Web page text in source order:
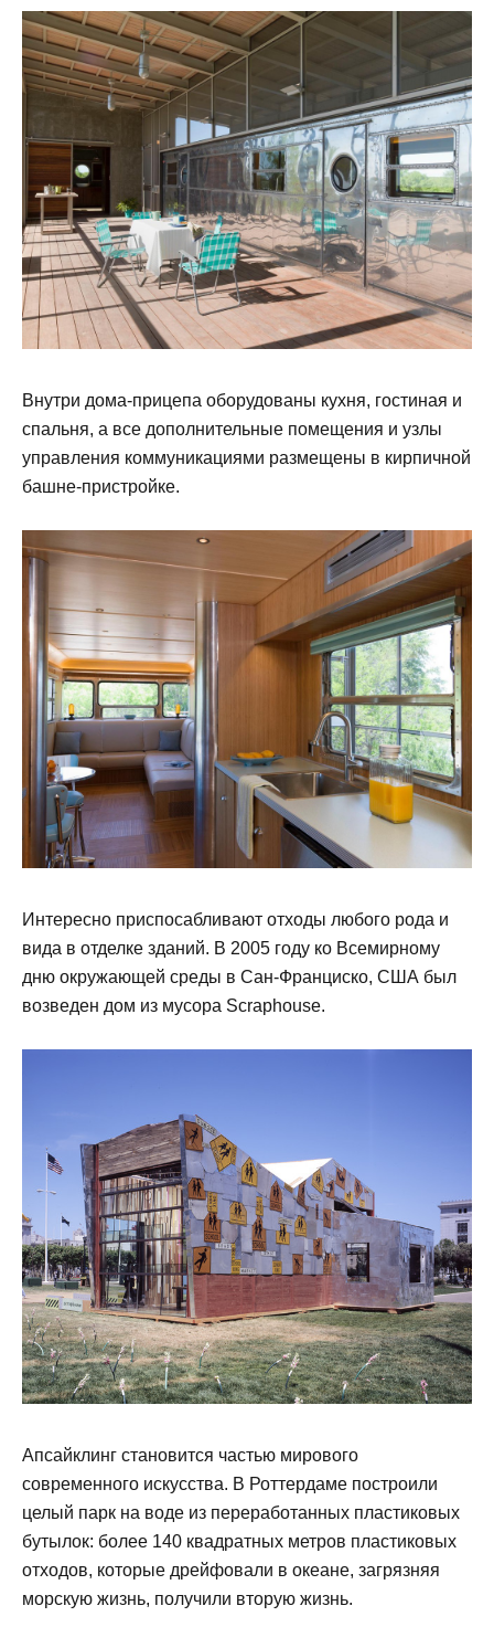
Внутри дома-прицепа оборудованы кухня, гостиная и
спальня, а все дополнительные помещения и узлы
управления коммуникациями размещены в кирпичной
башне-пристройке.
Интересно приспосабливают отходы любого рода и
вида в отделке зданий. В 2005 году ко Всемирному
дню окружающей среды в Сан-Франциско, США был
возведен дом из мусора Scraphouse.
Апсайклинг становится частью мирового
современного искусства. В Роттердаме построили
целый парк на воде из переработанных пластиковых
бутылок: более 140 квадратных метров пластиковых
отходов, которые дрейфовали в океане, загрязняя
морскую жизнь, получили вторую жизнь.